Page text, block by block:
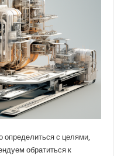
с целями,
обратиться к